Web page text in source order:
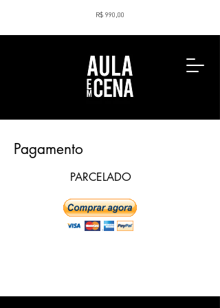
R$ 990,00
Pagamento
PARCELADO